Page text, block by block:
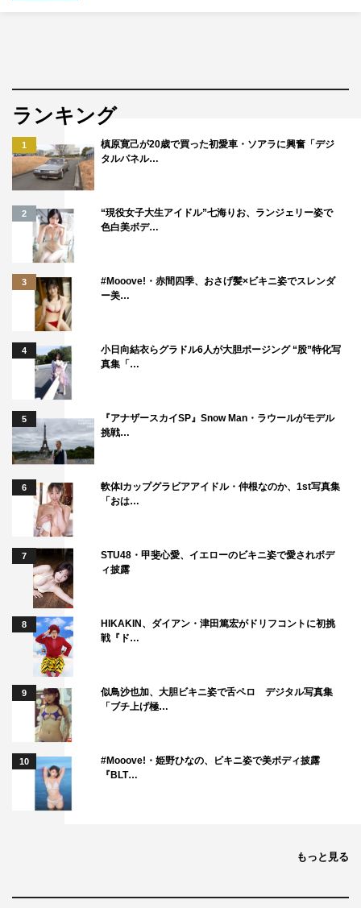
ランキング
1
槙原寛己が20歳で買った初愛車・ソアラに興奮「デジ
タルパネル…
2
“現役女子大生アイドル”七海りお、ランジェリー姿で
色白美ボデ…
3
#Mooove!・赤間四季、おさげ髪×ビキニ姿でスレンダ
ー美…
4
小日向結衣らグラドル6人が大胆ポージング “股”特化写
真集「…
5
『アナザースカイSP』Snow Man・ラウールがモデル
挑戦…
6
軟体Iカップグラビアアイドル・仲根なのか、1st写真集
「おは…
7
STU48・甲斐心愛、イエローのビキニ姿で愛されボデ
ィ披露
8
HIKAKIN、ダイアン・津田篤宏がドリフコントに初挑
戦『ド…
9
似鳥沙也加、大胆ビキニ姿で舌ペロ デジタル写真集
「ブチ上げ極…
10
#Mooove!・姫野ひなの、ビキニ姿で美ボディ披露
『BLT…
もっと見る